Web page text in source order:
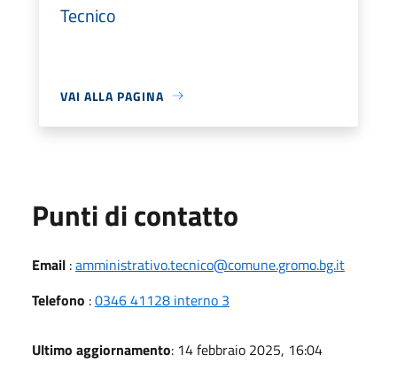
Tecnico
VAI ALLA PAGINA
Punti di contatto
Email :amministrativo.tecnico@comune.gromo.bg.it
Telefono :0346 41128 interno 3
Ultimo aggiornamento: 14 febbraio 2025, 16:04